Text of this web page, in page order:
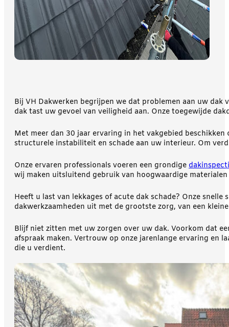
Bij VH Dakwerken begrijpen we dat problemen aan uw
dak tast uw gevoel van veiligheid aan. Onze toegewijde
Met meer dan 30 jaar ervaring in het vakgebied
structurele instabiliteit en schade aan uw interieur. Om
Onze ervaren professionals voeren een grondige
wij maken uitsluitend gebruik van hoogwaardige
Heeft u last van lekkages of acute dak schade? Onze
dakwerkzaamheden uit met de grootste zorg, van een
Blijf niet zitten met uw zorgen over uw dak. Voorkom dat
afspraak maken. Vertrouw op onze jarenlange ervaring en
die u verdient.